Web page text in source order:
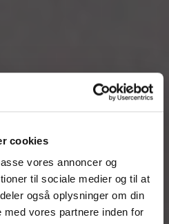
cookies
vores annoncer og
til sociale medier og til at
også oplysninger om din
vores partnere inden for